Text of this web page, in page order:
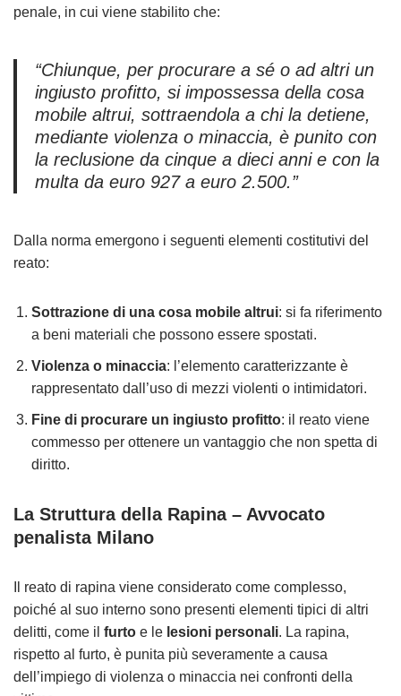
penale, in cui viene stabilito che:
“Chiunque, per procurare a sé o ad altri un
ingiusto profitto, si impossessa della cosa
mobile altrui, sottraendola a chi la detiene,
mediante violenza o minaccia, è punito con
la reclusione da cinque a dieci anni e con la
multa da euro 927 a euro 2.500.”
Dalla norma emergono i seguenti elementi costitutivi del
reato:
Sottrazione di una cosa mobile altrui: si fa riferimento
a beni materiali che possono essere spostati.
Violenza o minaccia: l’elemento caratterizzante è
rappresentato dall’uso di mezzi violenti o intimidatori.
Fine di procurare un ingiusto profitto: il reato viene
commesso per ottenere un vantaggio che non spetta di
diritto.
La Struttura della Rapina – Avvocato
penalista Milano
Il reato di rapina viene considerato come complesso,
poiché al suo interno sono presenti elementi tipici di altri
delitti, come il furto e le lesioni personali. La rapina,
rispetto al furto, è punita più severamente a causa
dell’impiego di violenza o minaccia nei confronti della